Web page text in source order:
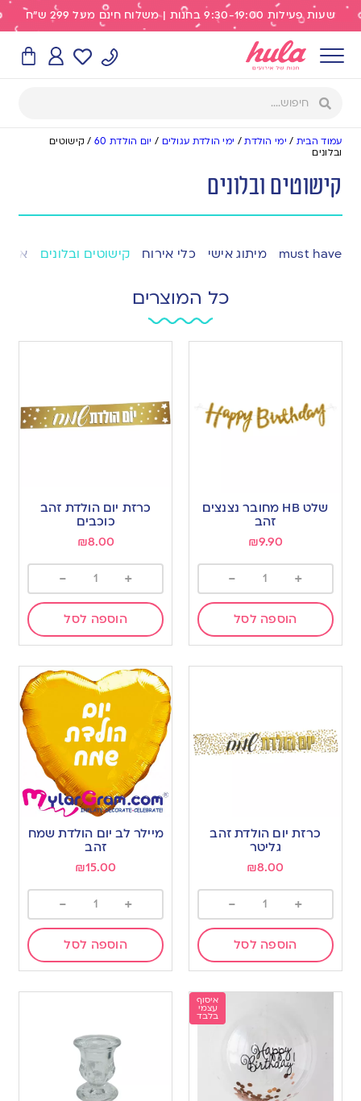
שעות פעילות 9:30-19:00 בחנות | משלוח חינם מעל 299 ש"ח
עמוד הבית / ימי הולדת/ ימי הולדת עגולים / יום הולדת 60 / קישוטים
ובלונים
קישוטים ובלונים
must have מיתוג אישי כלי אירוח קישוטים ובלונים
כל המוצרים
שלט HB מחובר נצנצים
זהב
₪9.90
+
-
הוספה לסל
כרזת יום הולדת זהב
כוכבים
₪8.00
+
-
הוספה לסל
כרזת יום הולדת זהב
גליטר
₪8.00
+
-
הוספה לסל
מיילר לב יום הולדת שמח
זהב
₪15.00
+
-
הוספה לסל
איסוף
עצמי
בלבד